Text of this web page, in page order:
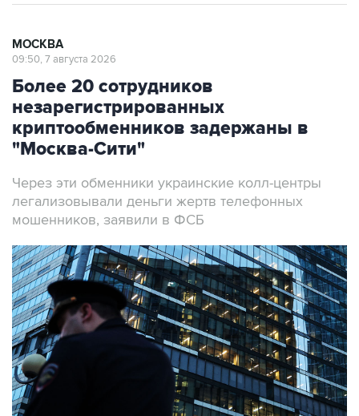
МОСКВА
09:50, 7 августа 2026
Более 20 сотрудников
незарегистрированных
криптообменников задержаны в
"Москва-Сити"
Через эти обменники украинские колл-центры
легализовывали деньги жертв телефонных
мошенников, заявили в ФСБ